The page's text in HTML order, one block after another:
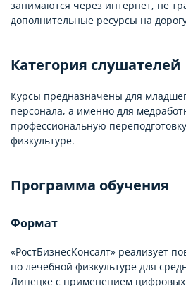
занимаются через интернет, не
дополнительные ресурсы на
Категория слушателей
Курсы предназначены для
персонала, а именно для
профессиональную
физкультуре.
Программа обучения
Формат
«РостБизнесКонсалт» реализует
по лечебной физкультуре для
Липецке с применением